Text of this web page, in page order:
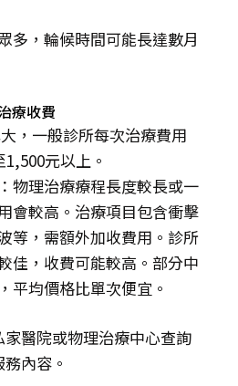
多，輪候時間可能長達數月
療收費
，一般診所每次治療費用
元以上。
物理治療療程長度較長或一
會較高。治療項目包含衝擊
等，需額外加收費用。診所
佳，收費可能較高。部分中
平均價格比單次便宜。
醫院或物理治療中心查詢
內容。